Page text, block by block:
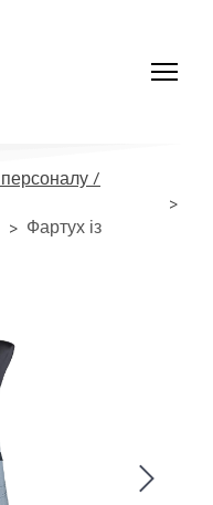
/
Фартух із